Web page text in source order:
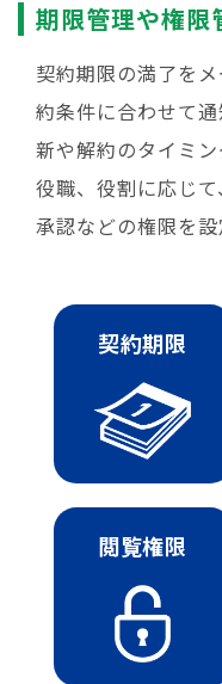
期限管理や権限
契約期限の満了を
約条件に合わせて
新や解約のタイミン
役職、役割に応じ
承認などの権限を設
契約期限
閲覧権限